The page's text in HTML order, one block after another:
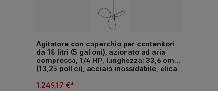
Agitatore con coperchio per contenitori
da 18 litri (5 galloni), azionato ad aria
compressa, 1/4 HP, lunghezza: 33,6 cm
(13,25 pollici), acciaio inossidabile, elica
1.249,17 €*